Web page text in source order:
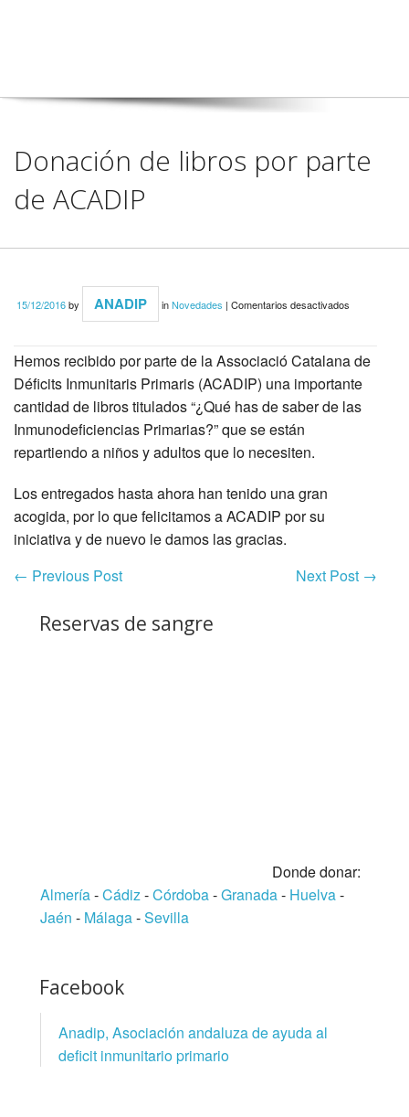
Donación de libros por parte
de ACADIP
15/12/2016by ANADIP inNovedades | Comentarios desactivados
parte
de
Hemos recibido por parte de la Associació Catalana de
Déficits Inmunitaris Primaris (ACADIP) una importante
cantidad de libros titulados “¿Qué has de saber de las
Inmunodeficiencias Primarias?” que se están
repartiendo a niños y adultos que lo necesiten.
Los entregados hasta ahora han tenido una gran
acogida, por lo que felicitamos a ACADIP por su
iniciativa y de nuevo le damos las gracias.
← Previous Post Next Post →
Reservas de sangre
Donde donar:
Almería-Cádiz-Córdoba-Granada- Huelva-
Jaén - Málaga-Sevilla
Facebook
Anadip, Asociación andaluza de ayuda al
deficit inmunitario primario